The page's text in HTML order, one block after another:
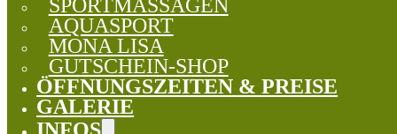
SPORTMASSAGEN
AQUASPORT
MONA LISA
GUTSCHEIN-SHOP
ÖFFNUNGSZEITEN & PREISE
GALERIE